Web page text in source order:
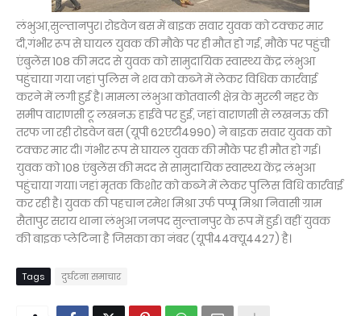
लंभुआ,सुल्तानपुर। रोडवेज बस में बाइक सवार युवक को टक्कर मार
दी,गंभीर रूप से घायल युवक की मौके पर ही मौत हो गई, मौके पर पहुंची
एंबुलेंस 108 की मदद से युवक को सामुदायिक स्वास्थ्य केंद्र लंभुआ
पहुंचाया गया जहां पुलिस ने शव को कब्जे में लेकर विधिक कार्रवाई
करने में लगी हुई है। मामला लंभुआ कोतवाली क्षेत्र के मुरली नहर के
समीप वाराणसी टू लखनऊ हाईवे पर हुई, जहां वाराणसी से लखनऊ की
तरफ जा रही रोडवेज बस (यूपी 62एटी4990) ने बाइक सवार युवक को
टक्कर मार दी। गंभीर रूप से घायल युवक की मौके पर ही मौत हो गई।
युवक को 108 एंबुलेंस की मदद से सामुदायिक स्वास्थ्य केंद्र लंभुआ
पहुंचाया गया। जहां मृतक किशोर को कब्जे में लेकर पुलिस विधि कार्रवाई
कर रही है। युवक की पहचान रमेश मिश्रा उर्फ पप्पू मिश्रा निवासी ग्राम
सैतापुर सराय थाना लंभुआ जनपद सुल्तानपुर के रूप में हुई। वहीं युवक
की बाइक प्लेटिना है जिसका का नंबर (यूपी44क्यू4427) है।
Tags दुर्घटना समाचार